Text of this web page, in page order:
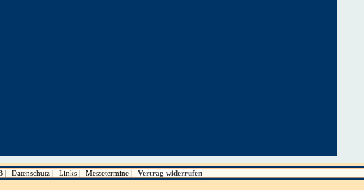
Datenschutz Links Messetermine Vertrag widerrufen